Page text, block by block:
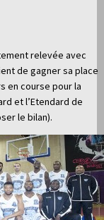
relevée avec
de gagner sa place
en course pour la
et l’Etendard de
le bilan).